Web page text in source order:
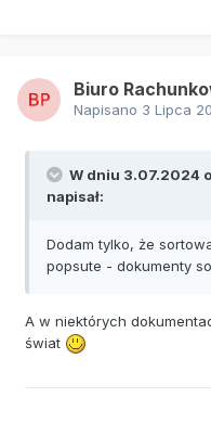
Biuro
Napisano 3 Lipca
W dniu 3.07.2024
napisał:
Dodam tylko, że
popsute - dokumenty
A w niektórych
świat